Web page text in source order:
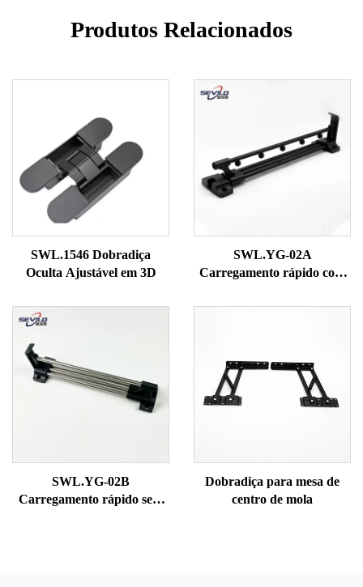
Produtos Relacionados
SWL.1546 Dobradiça
Oculta Ajustável em 3D
SWL.YG-02A
Carregamento rápido com
SWL.YG-02B
Carregamento rápido sem
Dobradiça para mesa de
centro de mola